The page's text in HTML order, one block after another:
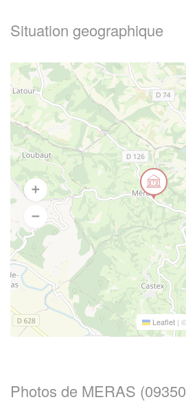
Situation geographique
Leaflet | ©
Photos de MERAS